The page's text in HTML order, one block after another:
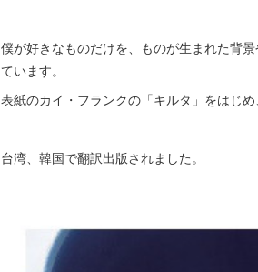
僕が好きなものだけを、ものが生まれた背
ています。
表紙のカイ・フランクの「キルタ」をはじめ
台湾、韓国で翻訳出版されました。